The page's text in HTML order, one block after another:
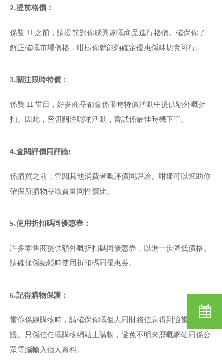
2.提前格價：
係雙 11 之前，請提前對你感興趣嘅商品進行格價。確保你了
解正確嘅市場價格，咁樣你就能夠確定優惠係咪切實可行。
3.關注限時特價：
係雙 11 當日，好多商品都會係限時特價活動中提供額外嘅折
扣。因此，密切關注呢啲活動，嘗試係最佳時機下單。
4.查閱評價同評論:
係購買之前，查閱其他消費者嘅評價同評論。咁樣可以幫助你
確保所購物品嘅質量同性價比。
5.使用折扣碼同優惠券：
許多零售商提供額外嘅折扣碼同優惠券，以進一步降低價格。
請確保係結帳時使用折扣碼同優惠券。
6.記得購物保護：
當你係線購物時，請確保你嘅個人同財務信息得到適當嘅保
護。只係信任嘅購物網站上購物，避免不明來歷嘅網站同係公
眾電腦輸入個人資料。